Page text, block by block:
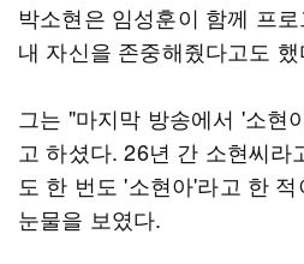
박소현은 임성훈이 함께 프
내 자신을 존중해줬다고도 했
그는 "마지막 방송에서 '소현
고 하셨다. 26년 간 소현씨라
도 한 번도 '소현아'라고 한
눈물을 보였다.